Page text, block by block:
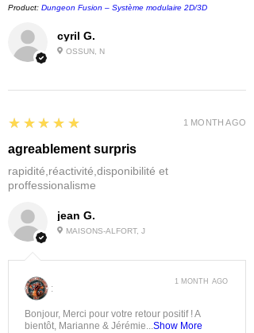
cyril G.
OSSUN, N
Product: Dungeon Fusion – Système modulaire 2D/3D
jean G.
MAISONS-ALFORT, J
5
★★★★★
agreablement surpris
rapidité,réactivité,disponibilité et
proffessionalisme
1 MONTH AGO
:
Bonjour, Merci pour votre retour positif ! A
bientôt, Marianne & Jérémie...Show More
1 MONTH AGO